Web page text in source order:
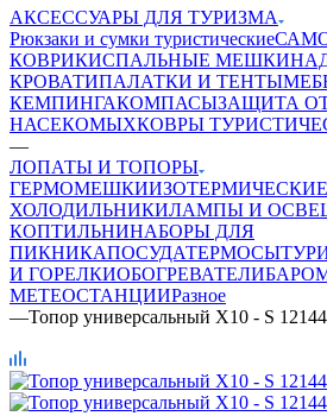
АКСЕССУАРЫ ДЛЯ ТУРИЗМА
Рюкзаки и сумки туристические
КОВРИКИСПАЛЬНЫЕ МЕШКИ
КРОВАТИПАЛАТКИ И ТЕНТЫ
КЕМПИНГАКОМПАСЫЗАЩИТА
НАСЕКОМЫХКОВРЫ
—
ЛОПАТЫ И ТОПОРЫ
ГЕРМОМЕШКИИЗОТЕРМИЧЕСКИЕ
ХОЛОДИЛЬНИКИЛАМПЫ И
КОПТИЛЬНИНАБОРЫ ДЛЯ
ПИКНИКАПОСУДАТЕРМОСЫ
И ГОРЕЛКИОБОГРЕВАТЕЛИ
МЕТЕОСТАНЦИИРазное
—Топор универсальный Х10 - S